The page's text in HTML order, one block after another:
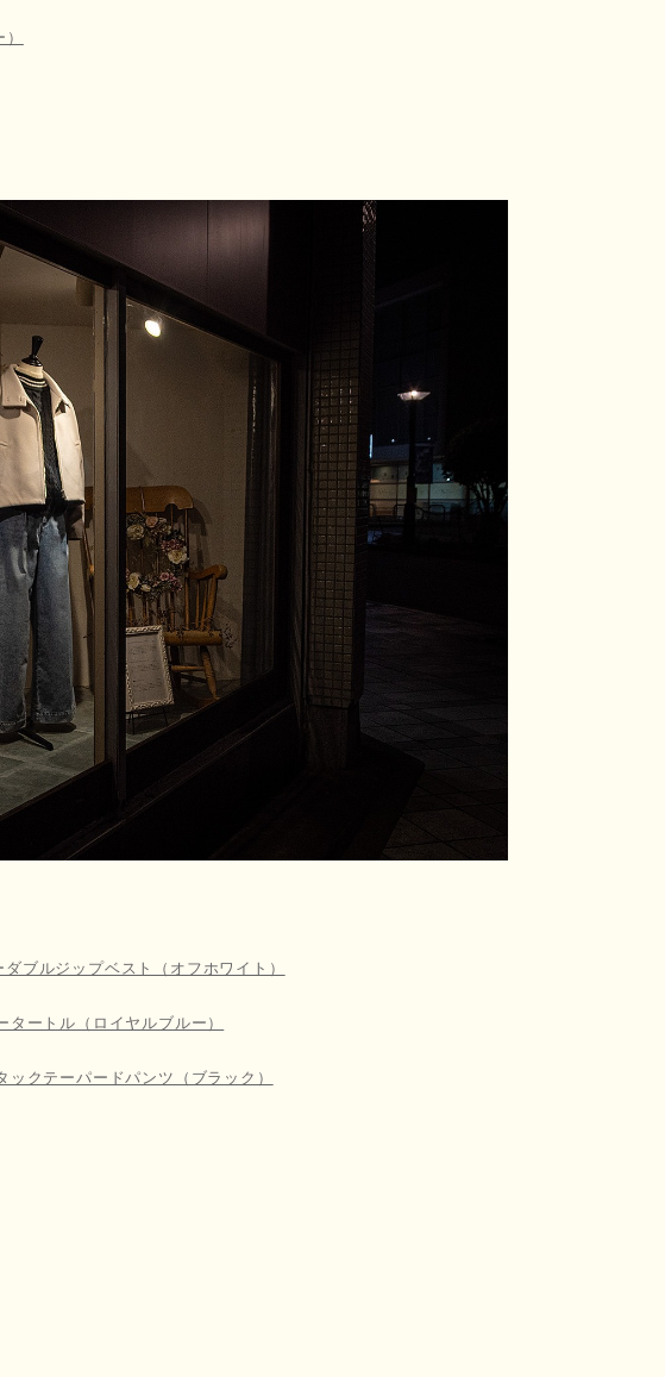
ブルジップベスト（オフホワイト）
ートル（ロイヤルブルー）
クテーパードパンツ（ブラック）